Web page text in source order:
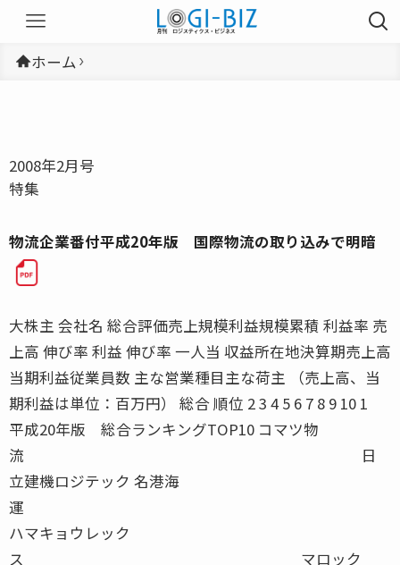
ホーム
2008年2月号
特集
物流企業番付平成20年版 国際物流の取り込みで明暗
大株主 会社名 総合評価売上規模利益規模累積 利益率 売
上高 伸び率 利益 伸び率 一人当 収益所在地決算期売上高
当期利益従業員数 主な営業種目主な荷主 （売上高、当
期利益は単位：百万円） 総合 順位 2 3 4 5 6 7 8 9 10 1
平成20年版 総合ランキングTOP10 コマツ物
流 日
立建機ロジテック 名港海
運
ハマキョウレック
ス マロック